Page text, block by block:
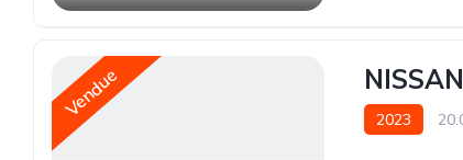
Vendue 2023